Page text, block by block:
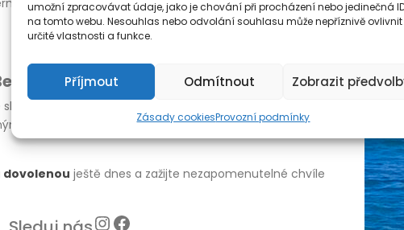
umožní zpracovávat údaje, jako je chování při procházení nebo jedinečná
na tomto webu. Nesouhlas nebo odvolání souhlasu může nepříznivě ovlivnit
určité vlastnosti a funkce.
Příjmout Odmítnout Zobrazit
Zásady cookiesProvozní podmínky
přírodní park, kde vás obklopí tisíce motýlů.
Resort?
polohu, pohodlné ubytování a zábavu pro celou
jídlem a spoustou aktivit se tu nudit rozhodně
dovolenou ještě dnes a zažijte nezapomenutelné chvíle
Instagram
Facebook